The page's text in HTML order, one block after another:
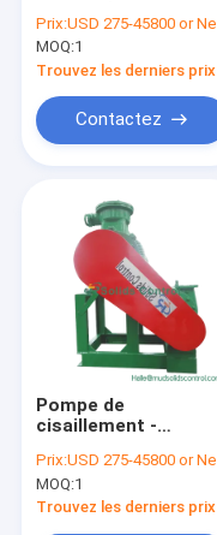
liquide pour le
fonctionnement
continu de
l'équipement de
contrôle des solides
Prix:USD 275-45800 or Negotiable
MOQ:1
Trouvez les derniers prix
Contactez
Pompe de
cisaillement -
mélange à haut
rendement pour les
équipements
Prix:USD 275-45800 or Negotiable
MOQ:1
Trouvez les derniers prix